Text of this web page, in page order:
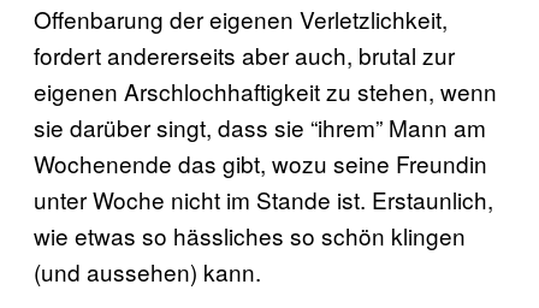
Offenbarung der eigenen Verletzlichkeit,
fordert andererseits aber auch, brutal zur
eigenen Arschlochhaftigkeit zu stehen, wenn
sie darüber singt, dass sie “ihrem” Mann am
Wochenende das gibt, wozu seine Freundin
unter Woche nicht im Stande ist. Erstaunlich,
wie etwas so hässliches so schön klingen
(und aussehen) kann.